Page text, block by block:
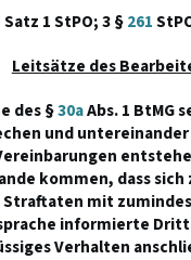
1 StPO; 3 §261
Leitsätze des
des §30aAbs. 1 BtMG
und
kommen, dass
Straftaten mit
informierte
Verhalten